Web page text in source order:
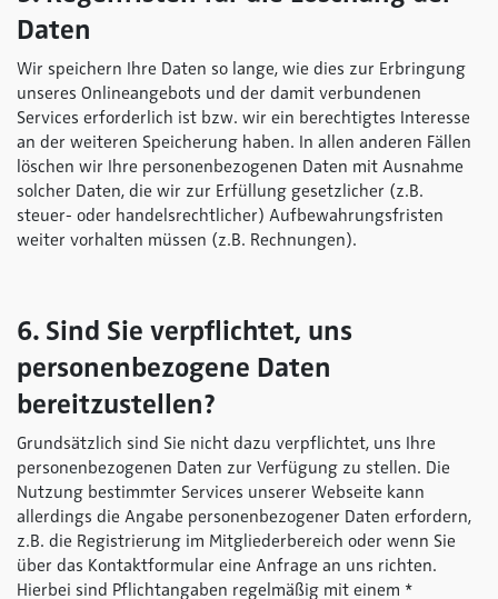
Daten
Wir speichern Ihre Daten so lange, wie dies zur Erbringung
unseres Onlineangebots und der damit verbundenen
Services erforderlich ist bzw. wir ein berechtigtes Interesse
an der weiteren Speicherung haben. In allen anderen Fällen
löschen wir Ihre personenbezogenen Daten mit Ausnahme
solcher Daten, die wir zur Erfüllung gesetzlicher (z.B.
steuer- oder handelsrechtlicher) Aufbewahrungsfristen
weiter vorhalten müssen (z.B. Rechnungen).
6. Sind Sie verpflichtet, uns
personenbezogene Daten
bereitzustellen?
Grundsätzlich sind Sie nicht dazu verpflichtet, uns Ihre
personenbezogenen Daten zur Verfügung zu stellen. Die
Nutzung bestimmter Services unserer Webseite kann
allerdings die Angabe personenbezogener Daten erfordern,
z.B. die Registrierung im Mitgliederbereich oder wenn Sie
über das Kontaktformular eine Anfrage an uns richten.
Hierbei sind Pflichtangaben regelmäßig mit einem *